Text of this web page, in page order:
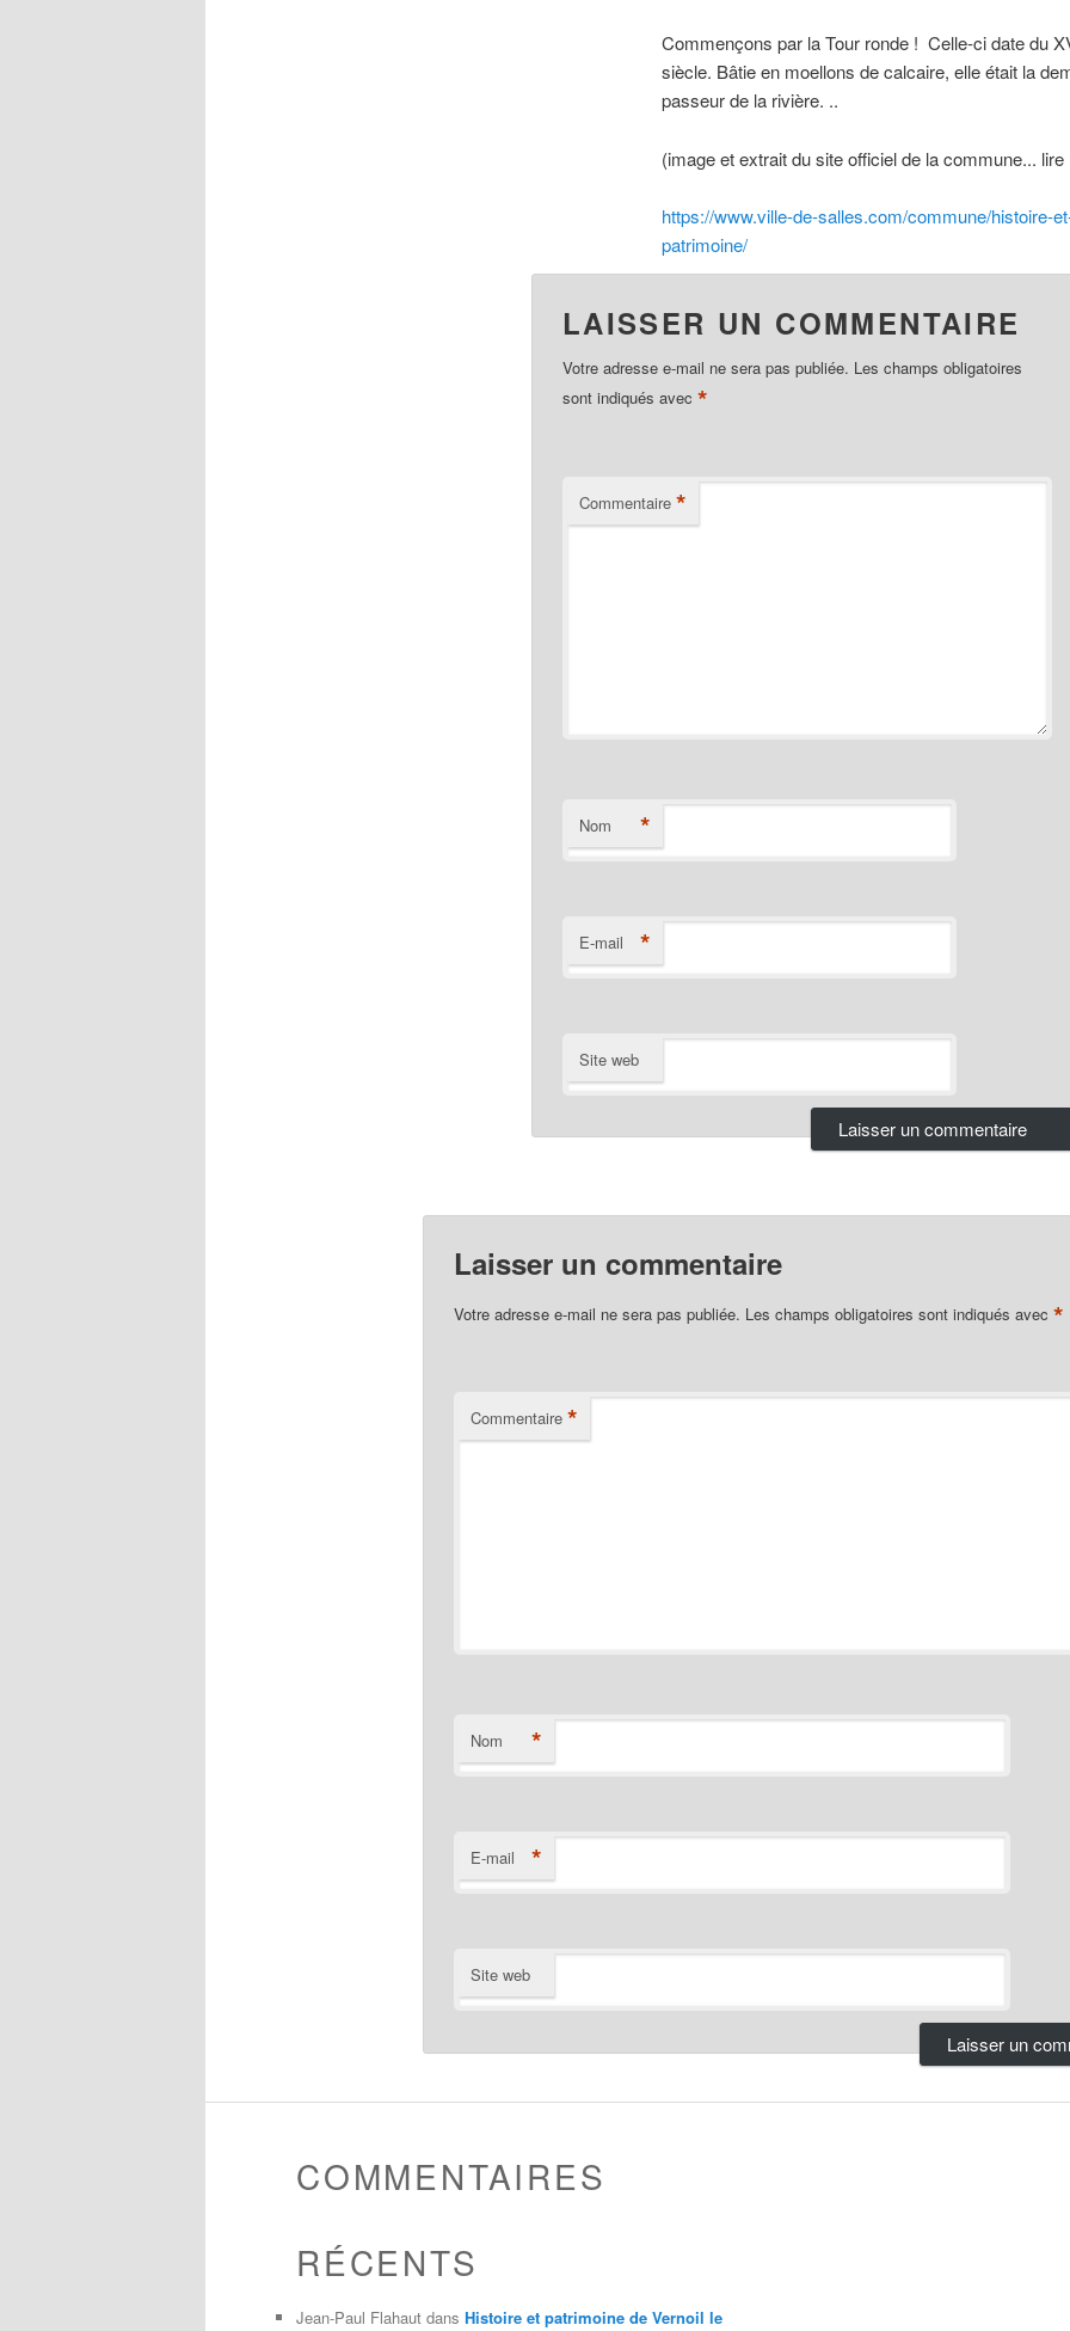
Commençons par la Tour ronde ! Celle-ci date du
siècle. Bâtie en moellons de calcaire, elle était la
passeur de la rivière. ..
(image et extrait du site officiel de la commune... lire
https://www.ville-de-salles.com/commune/histoire-
patrimoine/
LAISSER UN COMMENTAIRE
Votre adresse e-mail ne sera pas publiée. Les champs obligatoires
sont indiqués avec *
Commentaire *
Nom *
E-mail *
Site web
Laisser un commentaire
Votre adresse e-mail ne sera pas publiée. Les champs obligatoires sont indiqués avec *
Commentaire *
Nom *
E-mail *
Site web
COMMENTAIRES
RÉCENTS
Jean-Paul Flahaut dans Histoire et patrimoine de Vernoil le